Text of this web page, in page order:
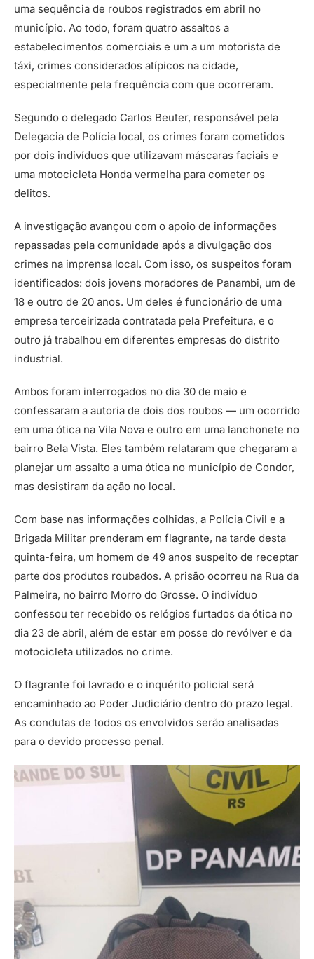
uma sequência de roubos registrados em abril no
município. Ao todo, foram quatro assaltos a
estabelecimentos comerciais e um a um motorista de
táxi, crimes considerados atípicos na cidade,
especialmente pela frequência com que ocorreram.
Segundo o delegado Carlos Beuter, responsável pela
Delegacia de Polícia local, os crimes foram cometidos
por dois indivíduos que utilizavam máscaras faciais e
uma motocicleta Honda vermelha para cometer os
delitos.
A investigação avançou com o apoio de informações
repassadas pela comunidade após a divulgação dos
crimes na imprensa local. Com isso, os suspeitos foram
identificados: dois jovens moradores de Panambi, um de
18 e outro de 20 anos. Um deles é funcionário de uma
empresa terceirizada contratada pela Prefeitura, e o
outro já trabalhou em diferentes empresas do distrito
industrial.
Ambos foram interrogados no dia 30 de maio e
confessaram a autoria de dois dos roubos — um ocorrido
em uma ótica na Vila Nova e outro em uma lanchonete no
bairro Bela Vista. Eles também relataram que chegaram a
planejar um assalto a uma ótica no município de Condor,
mas desistiram da ação no local.
Com base nas informações colhidas, a Polícia Civil e a
Brigada Militar prenderam em flagrante, na tarde desta
quinta-feira, um homem de 49 anos suspeito de receptar
parte dos produtos roubados. A prisão ocorreu na Rua da
Palmeira, no bairro Morro do Grosse. O indivíduo
confessou ter recebido os relógios furtados da ótica no
dia 23 de abril, além de estar em posse do revólver e da
motocicleta utilizados no crime.
O flagrante foi lavrado e o inquérito policial será
encaminhado ao Poder Judiciário dentro do prazo legal.
As condutas de todos os envolvidos serão analisadas
para o devido processo penal.